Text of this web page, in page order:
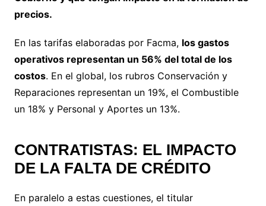
precios.
En las tarifas elaboradas por Facma, los gastos
operativos representan un 56% del total de los
costos. En el global, los rubros Conservación y
Reparaciones representan un 19%, el Combustible
un 18% y Personal y Aportes un 13%.
CONTRATISTAS: EL IMPACTO
DE LA FALTA DE CRÉDITO
En paralelo a estas cuestiones, el titular